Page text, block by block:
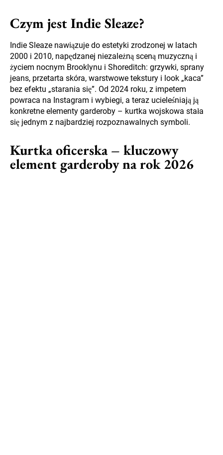
Czym jest Indie Sleaze?
Indie Sleaze nawiązuje do estetyki zrodzonej w latach
2000 i 2010, napędzanej niezależną sceną muzyczną i
życiem nocnym Brooklynu i Shoreditch: grzywki, sprany
jeans, przetarta skóra, warstwowe tekstury i look „kaca”
bez efektu „starania się”. Od 2024 roku, z impetem
powraca na Instagram i wybiegi, a teraz ucieleśniają ją
konkretne elementy garderoby – kurtka wojskowa stała
się jednym z najbardziej rozpoznawalnych symboli.
Kurtka oficerska – kluczowy
element garderoby na rok 2026